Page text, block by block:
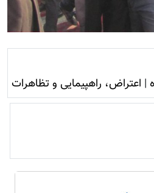
| اعتراض، راهپیمایی و تظاهرات